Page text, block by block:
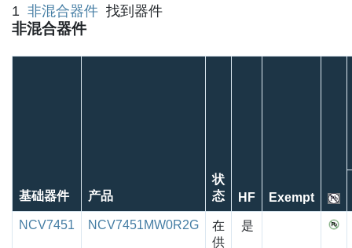
1 非混合器件 找到器件
非混合器件
基础器件 产品
状
态
HF Exempt
NCV7451 NCV7451MW0R2G
在
供
是